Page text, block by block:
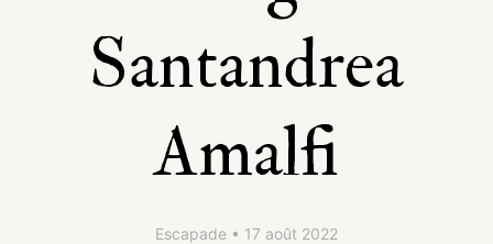
Découvertes
Adresses
Santandrea
Amalfi
Escapade • 17 août 2022